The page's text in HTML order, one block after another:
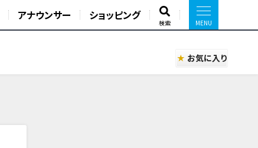
アナウンサー ショッピング
検索
お気に入り